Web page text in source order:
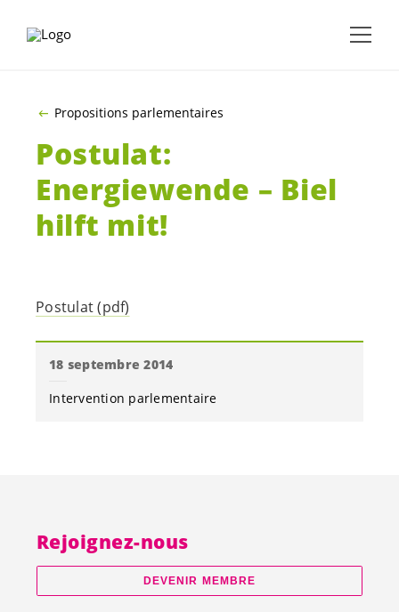
Propositions parlementaires
Postulat:
Energiewende – Biel
hilft mit!
Postulat (pdf)
18 septembre 2014
Intervention parlementaire
Rejoignez-nous
DEVENIR MEMBRE